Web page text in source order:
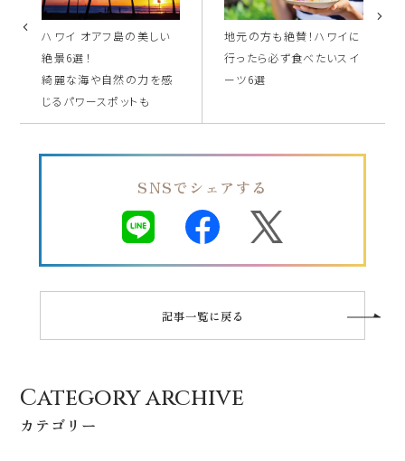
ハワイ オアフ島の美しい
絶景6選！
綺麗な海や自然の力を感
じるパワースポットも
地元の方も絶賛！ハワイに
行ったら必ず食べたいスイ
ーツ6選
SNSでシェアする
記事一覧に戻る
Category archive
カテゴリー